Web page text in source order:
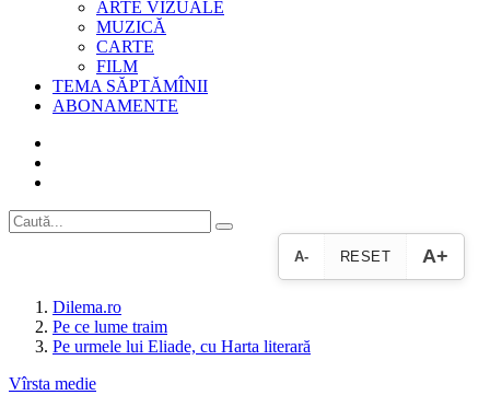
ARTE VIZUALE
MUZICĂ
CARTE
FILM
TEMA SĂPTĂMÎNII
ABONAMENTE
A- RESET A+
Dilema.ro
Pe ce lume traim
Pe urmele lui Eliade, cu Harta literară
Vîrsta medie